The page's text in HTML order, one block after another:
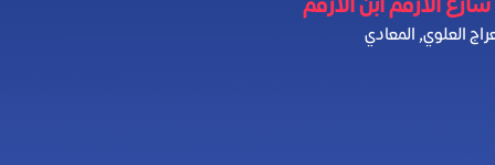
العلوي, المعادي